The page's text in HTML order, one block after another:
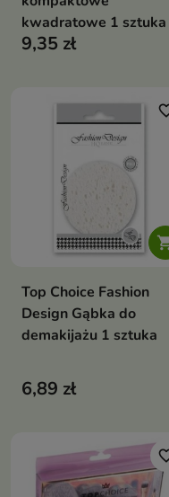
kwadratowe 1 sztuka
9,35 zł
Top Choice Fashion
Design Gąbka do
demakijażu 1 sztuka
6,89 zł